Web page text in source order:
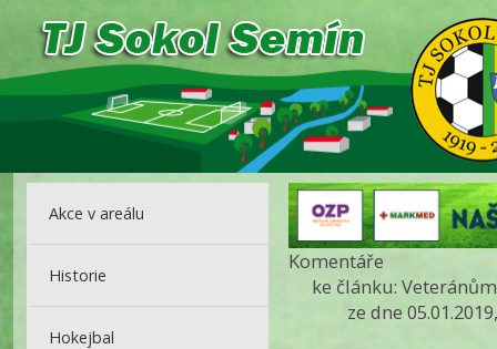
Akce v areálu
Historie
Hokejbal
Komentáře
ke článku:
ze dne